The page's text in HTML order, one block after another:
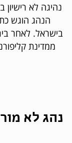
נהיגה לא
הנהג הוגש
בישראל. לאחר
ממדינת
נהג לא מורשה – 30